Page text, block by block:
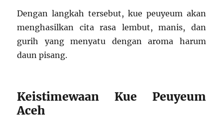
Dengan langkah tersebut, kue peuyeum akan
menghasilkan cita rasa lembut, manis, dan
gurih yang menyatu dengan aroma harum
daun pisang.
Keistimewaan Kue Peuyeum
Aceh